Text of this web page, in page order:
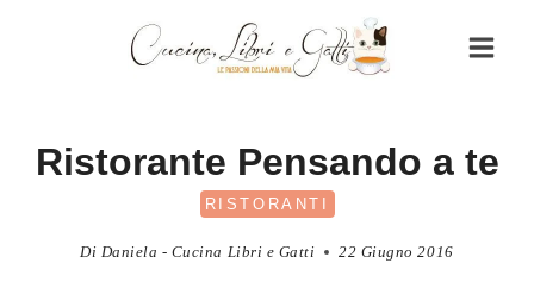
Ristorante Pensando a te
RISTORANTI
Di Daniela - Cucina Libri e Gatti 22 Giugno 2016